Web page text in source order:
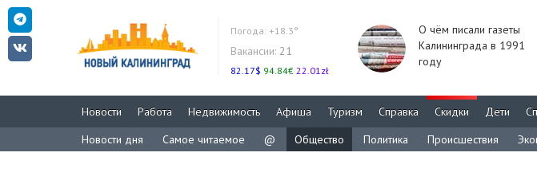
Погода: +18.3°
Вакансии: 21
82.17$ 94.84€ 22.01zł
О чём писали газеты
Калининграда в 1991
году
Новости Работа Недвижимость Афиша Туризм Справка Скидки Дети
Новости дня
Самое читаемое @ Общество Политика Происшествия